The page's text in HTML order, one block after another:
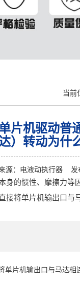
当前
片机驱动普
）转动为什
源： 电液动执行器 发
身的惯性、摩擦力等
接将单片机输出口与
片机输出口与马达相